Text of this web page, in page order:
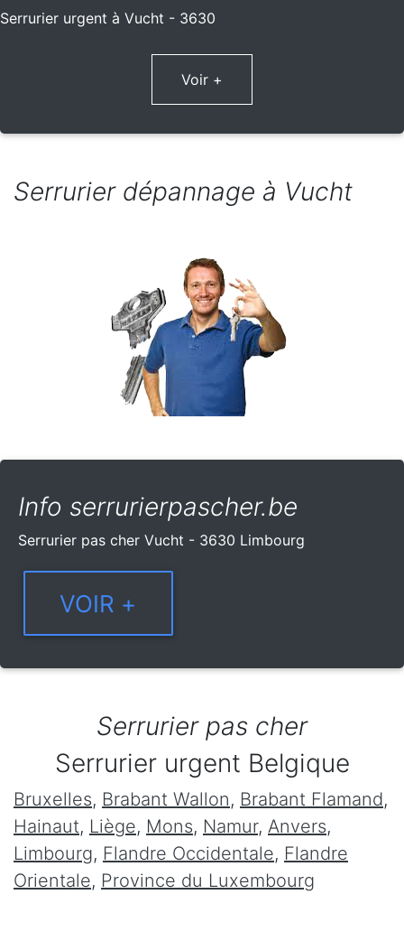
Serrurier urgent à Vucht - 3630
Voir +
Serrurier dépannage à Vucht
Info serrurierpascher.be
Serrurier pas cher Vucht - 3630 Limbourg
Serrurier pas cher
Serrurier urgent Belgique
Bruxelles, Brabant Wallon, Brabant Flamand,
Hainaut, Liège, Mons, Namur, Anvers,
Limbourg, Flandre Occidentale, Flandre
Orientale, Province du Luxembourg